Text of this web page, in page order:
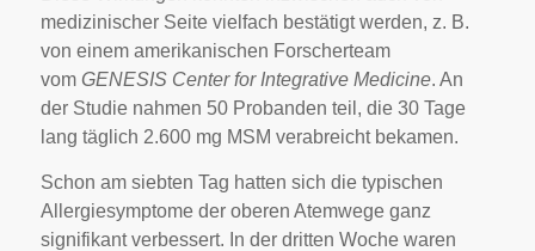
medizinischer Seite vielfach bestätigt werden, z. B.
von einem amerikanischen Forscherteam
vom GENESIS Center for Integrative Medicine. An
der Studie nahmen 50 Probanden teil, die 30 Tage
lang täglich 2.600 mg MSM verabreicht bekamen.
Schon am siebten Tag hatten sich die typischen
Allergiesymptome der oberen Atemwege ganz
signifikant verbessert. In der dritten Woche waren